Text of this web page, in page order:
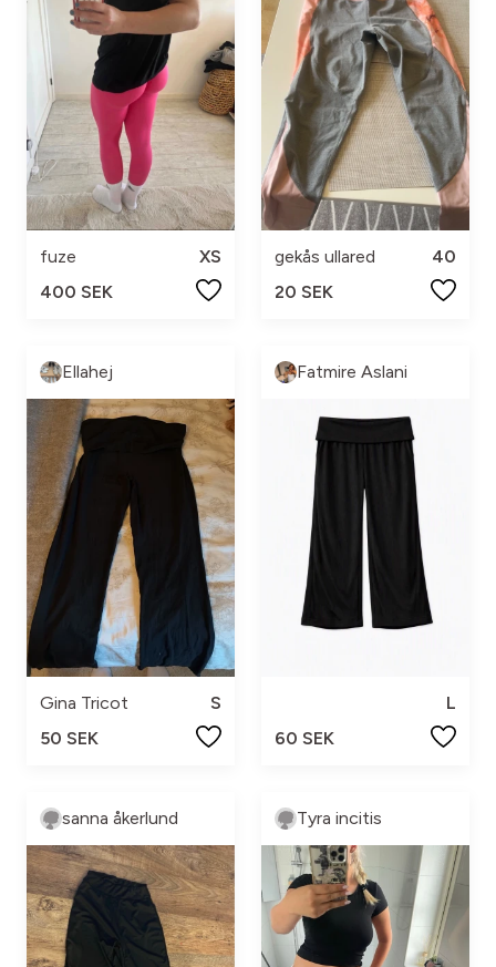
fuze
XS
400 SEK
gekås ullared
40
20 SEK
Ellahej
Gina Tricot
S
50 SEK
Fatmire Aslani
L
60 SEK
sanna åkerlund Tyra incitis